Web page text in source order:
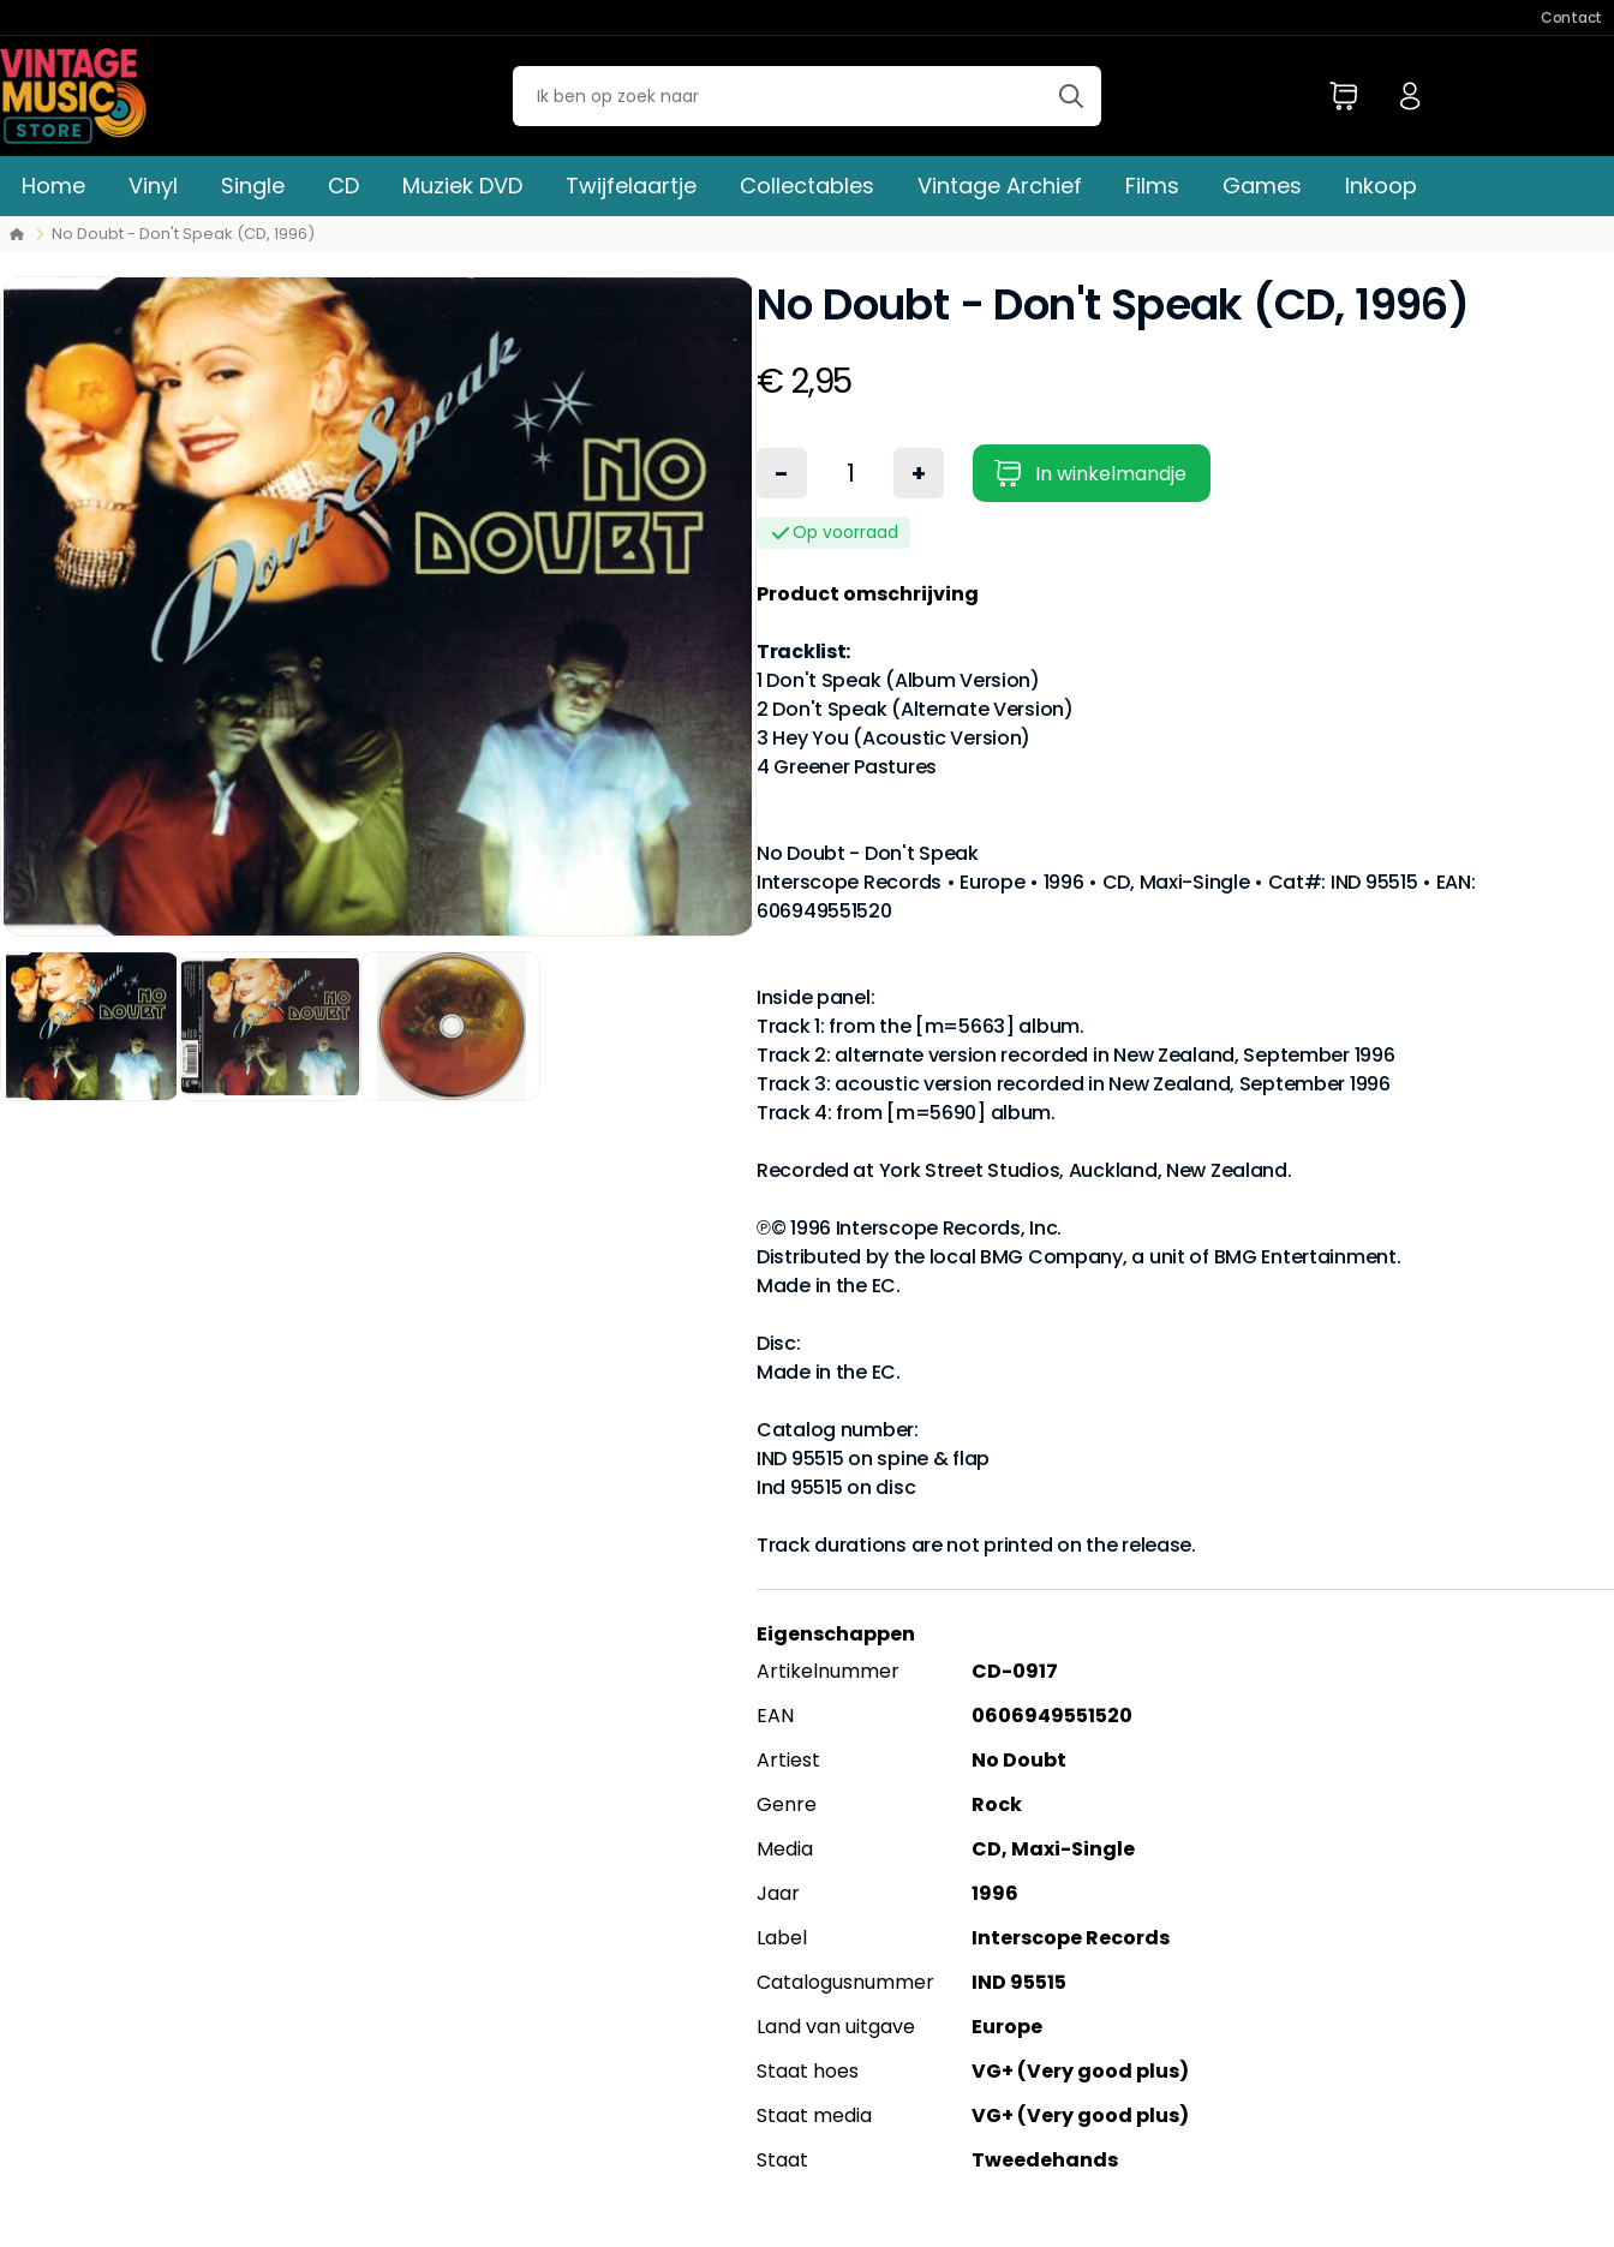
Contact
Home Vinyl Single CD Muziek DVD Twijfelaartje Collectables Vintage Archief Films Games Inkoop
No Doubt - Don't Speak (CD, 1996)
No Doubt - Don't Speak (CD, 1996)
€ 2,95
- + In winkelmandje
Op voorraad
Product omschrijving
Tracklist:
1 Don't Speak (Album Version)
2 Don't Speak (Alternate Version)
3 Hey You (Acoustic Version)
4 Greener Pastures
No Doubt - Don't Speak
Interscope Records • Europe • 1996 • CD, Maxi-Single • Cat#: IND 95515 • EAN:
606949551520
Inside panel:
Track 1: from the [m=5663] album.
Track 2: alternate version recorded in New Zealand, September 1996
Track 3: acoustic version recorded in New Zealand, September 1996
Track 4: from [m=5690] album.
Recorded at York Street Studios, Auckland, New Zealand.
℗© 1996 Interscope Records, Inc.
Distributed by the local BMG Company, a unit of BMG Entertainment.
Made in the EC.
Disc:
Made in the EC.
Catalog number:
IND 95515 on spine & flap
Ind 95515 on disc
Track durations are not printed on the release.
Eigenschappen
Artikelnummer
CD-0917
EAN
0606949551520
Artiest
No Doubt
Genre
Rock
Media
CD, Maxi-Single
Jaar
1996
Label
Interscope Records
Catalogusnummer
IND 95515
Land van uitgave
Europe
Staat hoes
VG+ (Very good plus)
Staat media
VG+ (Very good plus)
Staat
Tweedehands